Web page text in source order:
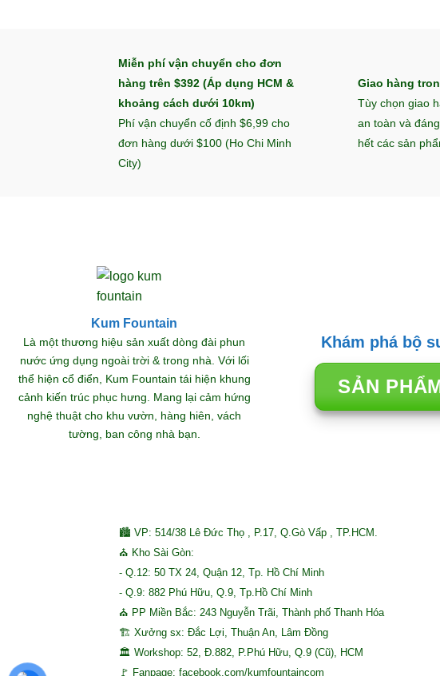
Miễn phí vận chuyển cho đơn
hàng trên $392 (Áp dụng HCM &
khoảng cách dưới 10km)
Phí vận chuyển cố định $6,99 cho
đơn hàng dưới $100 (Ho Chi Minh
City)
Giao hàng
Tùy chọn giao
an toàn và
hết các sản
Kum Fountain
Là một thương hiệu sản xuất dòng đài phun
nước ứng dụng ngoài trời & trong nhà. Với lối
thể hiện cổ điển, Kum Fountain tái hiện khung
cảnh kiến trúc phục hưng. Mang lại cảm hứng
nghệ thuật cho khu vườn, hàng hiên, vách
tường, ban công nhà bạn.
Khám phá bộ
SẢN
🏙 VP: 514/38 Lê Đức Thọ , P.17, Q.Gò Vấp , TP.HCM.
⛪ Kho Sài Gòn:
- Q.12: 50 TX 24, Quận 12, Tp. Hồ Chí Minh
- Q.9: 882 Phú Hữu, Q.9, Tp.Hồ Chí Minh
⛪ PP Miền Bắc: 243 Nguyễn Trãi, Thành phố Thanh Hóa
🏗 Xưởng sx: Đắc Lợi, Thuận An, Lâm Đồng
🏛 Workshop: 52, Đ.882, P.Phú Hữu, Q.9 (Cũ), HCM
🚩 Fanpage: facebook.com/kumfountaincom